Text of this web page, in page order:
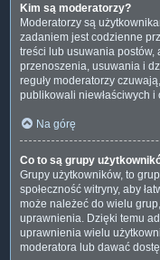
Kim są moderatorzy?
Moderatorzy są
zadaniem jest codzienne
treści lub usuwania
przenoszenia, usuwania i
reguły moderatorzy
publikowali niewłaściwych i
Na górę
Co to są grupy
Grupy użytkowników, to
społeczność witryny, aby
może należeć do wielu
uprawnienia. Dzięki temu
uprawnienia wielu
moderatora lub dawać